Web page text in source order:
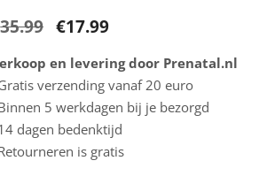
35.99 €17.99
en levering door Prenatal.nl
verzending vanaf 20 euro
5 werkdagen bij je bezorgd
dagen bedenktijd
is gratis